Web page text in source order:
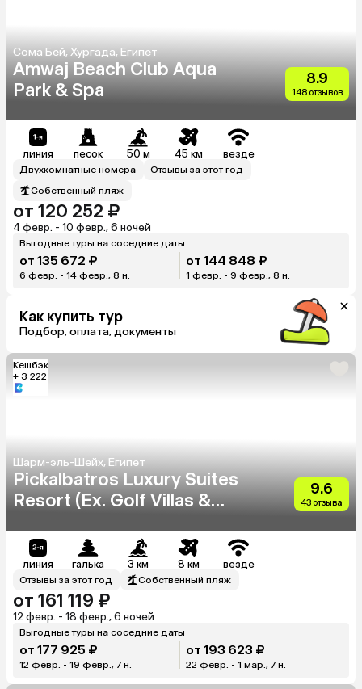
Сома Бей, Хургада, Египет
Amwaj Beach Club Aqua
Park & Spa
8.9
148 отзывов
линия песок 50 м 45 км везде
Двухкомнатные номера
Отзывы за этот год
Собственный пляж
от 120 252 ₽
4 февр. - 10 февр., 6 ночей
Выгодные туры на соседние даты
от 135 672 ₽
6 февр. - 14 февр., 8 н.
от 144 848 ₽
1 февр. - 9 февр., 8 н.
Как купить тур
Подбор, оплата, документы
Кешбэк
+ 3 222
Шарм-эль-Шейх, Египет
Pickalbatros Luxury Suites
Resort (Ex. Golf Villas &
9.6
43 отзыва
линия галька 3 км 8 км везде
Отзывы за этот год Собственный пляж
от 161 119 ₽
12 февр. - 18 февр., 6 ночей
Выгодные туры на соседние даты
от 177 925 ₽
12 февр. - 19 февр., 7 н.
от 193 623 ₽
22 февр. - 1 мар., 7 н.